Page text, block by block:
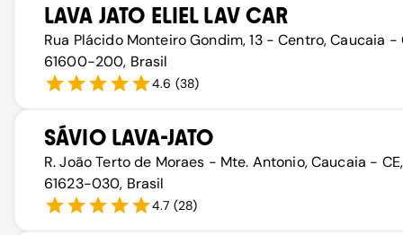
LAVA JATO ELIEL LAV CAR
Rua Plácido Monteiro Gondim, 13 - Centro, Caucaia -
61600-200, Brasil
4.6 (38)
SÁVIO LAVA-JATO
R. João Terto de Moraes - Mte. Antonio, Caucaia - CE,
61623-030, Brasil
4.7 (28)